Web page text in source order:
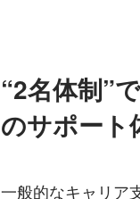
“2名体制”
のサポート
一般的なキャリア